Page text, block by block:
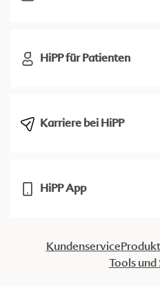
HiPP für Patienten
Karriere bei HiPP
HiPP App
Kundenservice
Tools und